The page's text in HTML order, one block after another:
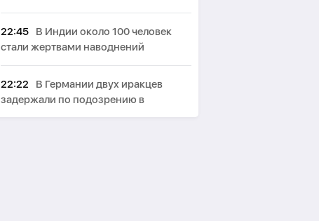
22:45
В Индии около 100 человек
стали жертвами наводнений
22:22
В Германии двух иракцев
задержали по подозрению в
терроризме